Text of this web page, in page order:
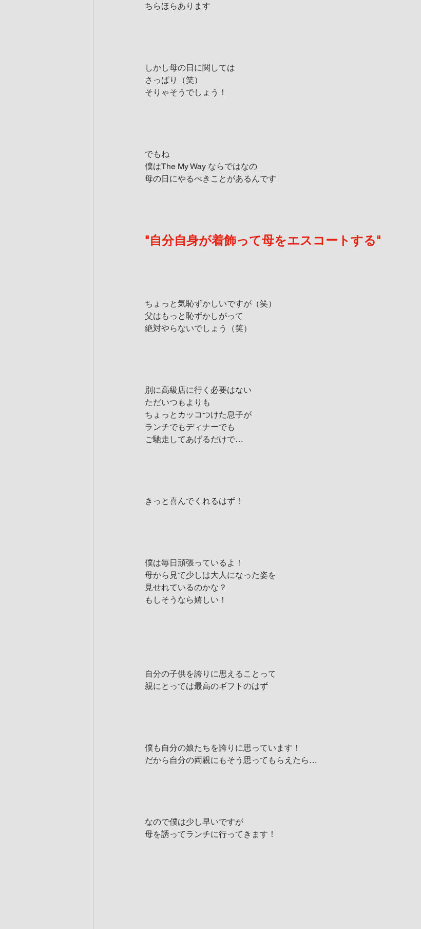
ちらほらあります
しかし母の日に関しては
さっぱり（笑）
そりゃそうでしょう！
でもね
僕はThe My Way ならではなの
母の日にやるべきことがあるんです
"自分自身が着飾って母をエスコートする"
ちょっと気恥ずかしいですが（笑）
父はもっと恥ずかしがって
絶対やらないでしょう（笑）
別に高級店に行く必要はない
ただいつもよりも
ちょっとカッコつけた息子が
ランチでもディナーでも
ご馳走してあげるだけで…
きっと喜んでくれるはず！
僕は毎日頑張っているよ！
母から見て少しは大人になった姿を
見せれているのかな？
もしそうなら嬉しい！
自分の子供を誇りに思えることって
親にとっては最高のギフトのはず
僕も自分の娘たちを誇りに思っています！
だから自分の両親にもそう思ってもらえたら…
なので僕は少し早いですが
母を誘ってランチに行ってきます！